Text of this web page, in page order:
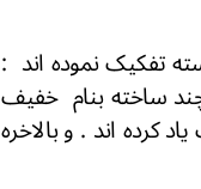
تفکیک نموده اند :
ساخته بنام خفیف
کرده اند . و بالاخره